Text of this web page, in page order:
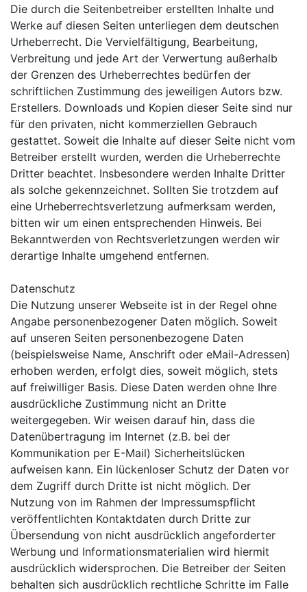
Die durch die Seitenbetreiber erstellten Inhalte und
Werke auf diesen Seiten unterliegen dem deutschen
Urheberrecht. Die Vervielfältigung, Bearbeitung,
Verbreitung und jede Art der Verwertung außerhalb
der Grenzen des Urheberrechtes bedürfen der
schriftlichen Zustimmung des jeweiligen Autors bzw.
Erstellers. Downloads und Kopien dieser Seite sind nur
für den privaten, nicht kommerziellen Gebrauch
gestattet. Soweit die Inhalte auf dieser Seite nicht vom
Betreiber erstellt wurden, werden die Urheberrechte
Dritter beachtet. Insbesondere werden Inhalte Dritter
als solche gekennzeichnet. Sollten Sie trotzdem auf
eine Urheberrechtsverletzung aufmerksam werden,
bitten wir um einen entsprechenden Hinweis. Bei
Bekanntwerden von Rechtsverletzungen werden wir
derartige Inhalte umgehend entfernen.
Datenschutz
Die Nutzung unserer Webseite ist in der Regel ohne
Angabe personenbezogener Daten möglich. Soweit
auf unseren Seiten personenbezogene Daten
(beispielsweise Name, Anschrift oder eMail-Adressen)
erhoben werden, erfolgt dies, soweit möglich, stets
auf freiwilliger Basis. Diese Daten werden ohne Ihre
ausdrückliche Zustimmung nicht an Dritte
weitergegeben. Wir weisen darauf hin, dass die
Datenübertragung im Internet (z.B. bei der
Kommunikation per E-Mail) Sicherheitslücken
aufweisen kann. Ein lückenloser Schutz der Daten vor
dem Zugriff durch Dritte ist nicht möglich. Der
Nutzung von im Rahmen der Impressumspflicht
veröffentlichten Kontaktdaten durch Dritte zur
Übersendung von nicht ausdrücklich angeforderter
Werbung und Informationsmaterialien wird hiermit
ausdrücklich widersprochen. Die Betreiber der Seiten
behalten sich ausdrücklich rechtliche Schritte im Falle